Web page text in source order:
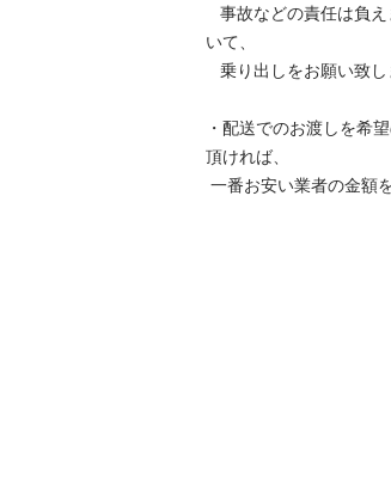
いて、
・配送でのお渡しを希
頂ければ、